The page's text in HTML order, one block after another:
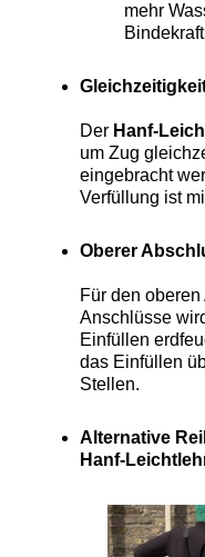
mehr
Der Hanf-
um Zug
eingebracht
Verfüllung ist
Oberer
Für den
Anschlüsse
Einfüllen
das Einfüllen
Stellen.
Alternative
Hanf-